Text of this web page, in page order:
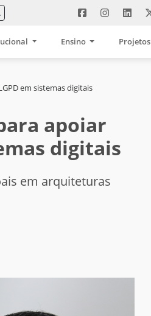
Ensino Projetos
em sistemas digitais
apoiar
digitais
em arquiteturas